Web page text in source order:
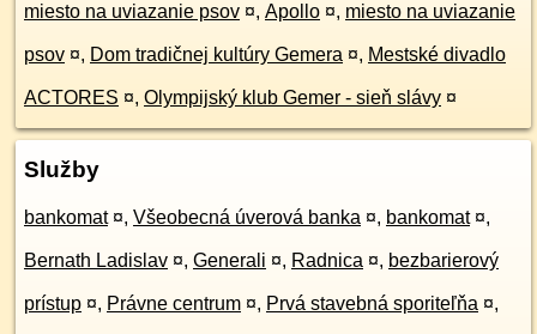
miesto na uviazanie psov ¤, Apollo ¤, miesto na uviazanie
psov ¤, Dom tradičnej kultúry Gemera ¤, Mestské divadlo
ACTORES ¤, Olympijský klub Gemer - sieň slávy ¤
Služby
bankomat ¤, Všeobecná úverová banka ¤, bankomat ¤,
Bernath Ladislav ¤, Generali ¤, Radnica ¤, bezbarierový
prístup ¤, Právne centrum ¤, Prvá stavebná sporiteľňa ¤,